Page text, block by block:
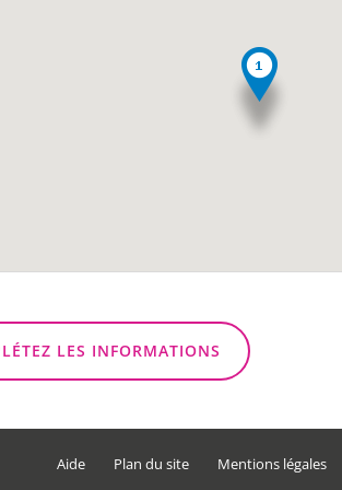
LES INFORMATIONS
Aide Plan du site Mentions légales